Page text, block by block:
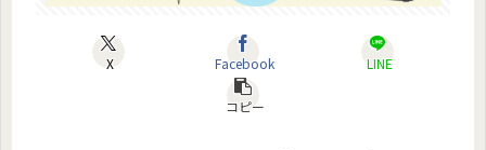
X Facebook LINE
コピー